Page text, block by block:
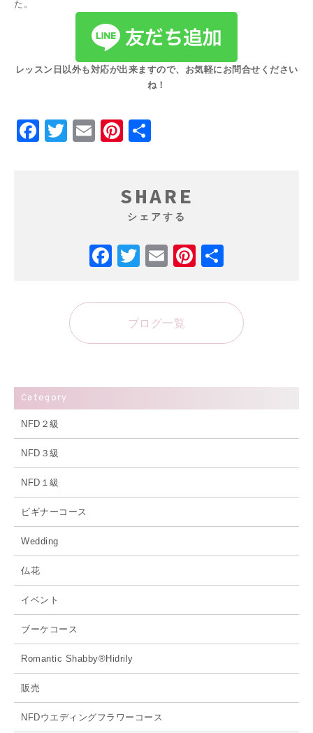
た。
レッスン日以外も対応が出来ますので、お気軽にお問合せください
ね！
Facebook
Twitter
EmailPinterest
SHARE
シェアする
Facebook
Twitter
EmailPinterest
ブログ一覧
Category
NFD２級
NFD３級
NFD１級
ビギナーコース
Wedding
仏花
イベント
ブーケコース
Romantic Shabby®Hidrily
販売
NFDウエディングフラワーコース